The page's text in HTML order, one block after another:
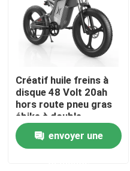
Fat Tire Vélo de
Vélo de montagne
vélo de montagne
Vélo électrique à pneus
Créatif huile freins à
disque 48 Volt 20ah
hors route pneu gras
ébike à double
batterie ébike
envoyer une